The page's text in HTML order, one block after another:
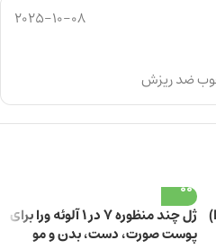
2025-10-08
خوب ضد ریزش
ماسک مو دنس هیر (Dance Hair) ژل چند منظوره 7 در 1 آلوئه ورا برای
پوست صورت، دست، بدن و مو